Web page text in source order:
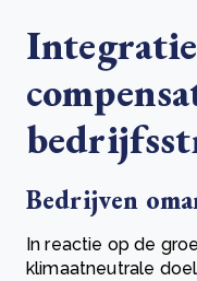
Bedrijven
In reactie op de
klimaatneutrale